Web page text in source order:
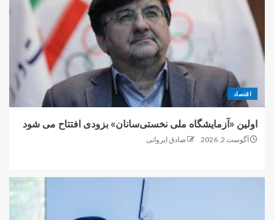
اقتصاد
اولین «آزمایشگاه ملی نخستی‌سانان» بزودی افتتاح می شود
آگوست 2, 2026 صادق ایروانی